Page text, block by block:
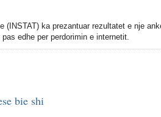
(INSTAT) ka prezantuar rezultatet e nje
edhe per perdorimin e internetit.
bie shi